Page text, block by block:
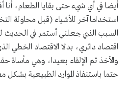
أيضا في أي شيء حتى بقايا الطعام،
استخداما آخر للأشياء (قبل محاولة
السبب الذي جعلني أستمر في الحديث
اقتصاد دائري، بدلا الاقتصاد الخطي
والأخذ ثم الإلقاء بعيدا، وهي مأساة
حتما باستنفاذ الموارد الطبيعية